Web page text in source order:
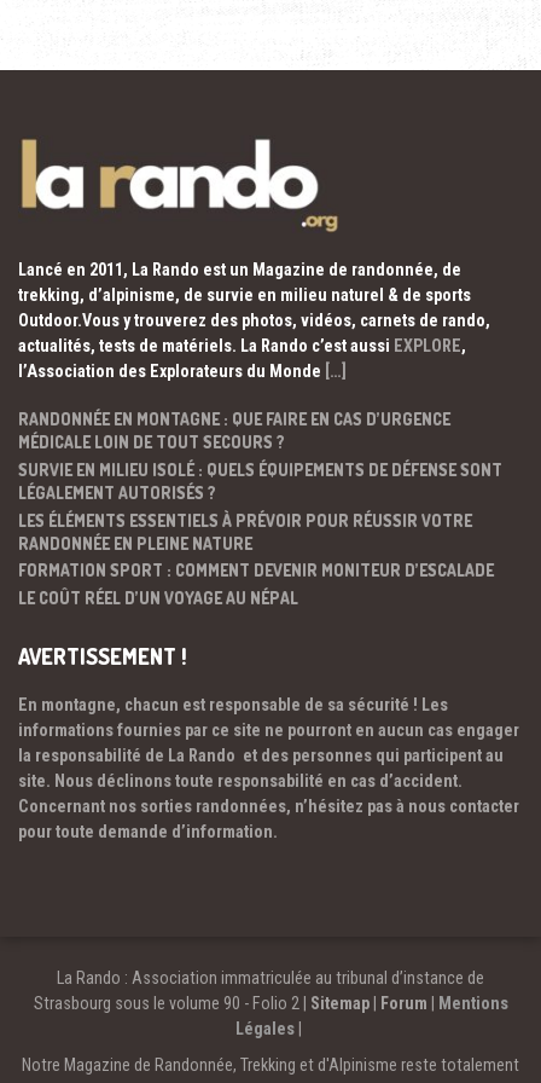
Lancé en 2011, La Rando est un Magazine de randonnée, de
trekking, d’alpinisme, de survie en milieu naturel & de sports
Outdoor.Vous y trouverez des photos, vidéos, carnets de rando,
actualités, tests de matériels. La Rando c’est aussi EXPLORE,
l’Association des Explorateurs du Monde […]
RANDONNÉE EN MONTAGNE : QUE FAIRE EN CAS D’URGENCE
MÉDICALE LOIN DE TOUT SECOURS ?
SURVIE EN MILIEU ISOLÉ : QUELS ÉQUIPEMENTS DE DÉFENSE SONT
LÉGALEMENT AUTORISÉS ?
LES ÉLÉMENTS ESSENTIELS À PRÉVOIR POUR RÉUSSIR VOTRE
RANDONNÉE EN PLEINE NATURE
FORMATION SPORT : COMMENT DEVENIR MONITEUR D’ESCALADE
LE COÛT RÉEL D’UN VOYAGE AU NÉPAL
AVERTISSEMENT !
En montagne, chacun est responsable de sa sécurité ! Les
informations fournies par ce site ne pourront en aucun cas engager
la responsabilité de La Rando et des personnes qui participent au
site. Nous déclinons toute responsabilité en cas d’accident.
Concernant nos sorties randonnées, n’hésitez pas à nous contacter
pour toute demande d’information.
La Rando : Association immatriculée au tribunal d’instance de
Strasbourg sous le volume 90 - Folio 2 | Sitemap| Forum
Mentions
Légales
Notre Magazine de Randonnée, Trekking et d'Alpinisme reste totalement